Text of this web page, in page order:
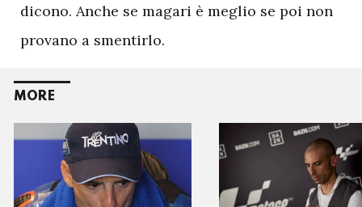
dicono. Anche se magari è meglio se poi non
provano a smentirlo.
MORE